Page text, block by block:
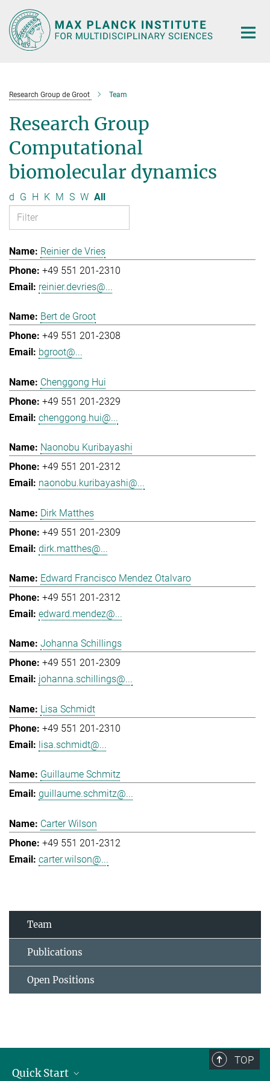
Main-
Content
Research Group de Groot Team
Research Group
Computational
biomolecular dynamics
d G H K M S W All
Reinier de Vries
+49 551 201-2310
reinier.devries@...
Bert de Groot
+49 551 201-2308
bgroot@...
Chenggong Hui
+49 551 201-2329
chenggong.hui@...
Naonobu Kuribayashi
+49 551 201-2312
naonobu.kuribayashi@...
Dirk Matthes
+49 551 201-2309
dirk.matthes@...
Edward Francisco Mendez Otalvaro
+49 551 201-2312
edward.mendez@...
Johanna Schillings
+49 551 201-2309
johanna.schillings@...
Lisa Schmidt
+49 551 201-2310
lisa.schmidt@...
Guillaume Schmitz
guillaume.schmitz@...
Carter Wilson
+49 551 201-2312
carter.wilson@...
Team
Publications
Open Positions
TOP
Quick Start